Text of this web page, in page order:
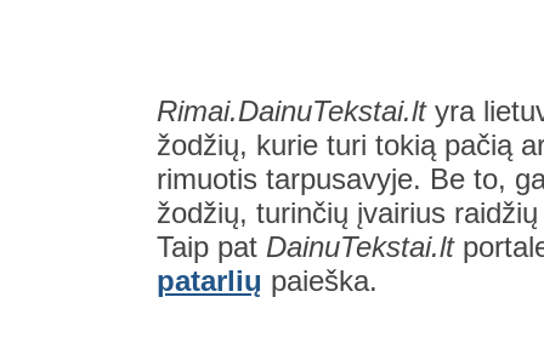
Rimai.DainuTekstai.ltyra
žodžių, kurie turi tokią pačią
rimuotis tarpusavyje. Be to,
žodžių, turinčių įvairius
Taip pat DainuTekstai.lt
patarlių paieška.